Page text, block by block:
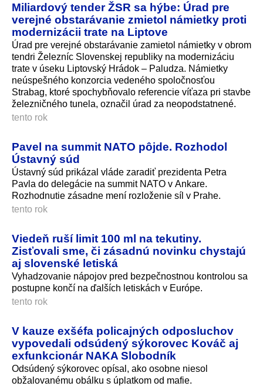
Miliardový tender ŽSR sa hýbe: Úrad pre
verejné obstarávanie zmietol námietky proti
modernizácii trate na Liptove
Úrad pre verejné obstarávanie zamietol námietky v obrom
tendri Železníc Slovenskej republiky na modernizáciu
trate v úseku Liptovský Hrádok – Paludza. Námietky
neúspešného konzorcia vedeného spoločnosťou
Strabag, ktoré spochybňovalo referencie víťaza pri stavbe
železničného tunela, označil úrad za neopodstatnené.
tento rok
Pavel na summit NATO pôjde. Rozhodol
Ústavný súd
Ústavný súd prikázal vláde zaradiť prezidenta Petra
Pavla do delegácie na summit NATO v Ankare.
Rozhodnutie zásadne mení rozloženie síl v Prahe.
tento rok
Viedeň ruší limit 100 ml na tekutiny.
Zisťovali sme, či zásadnú novinku chystajú
aj slovenské letiská
Vyhadzovanie nápojov pred bezpečnostnou kontrolou sa
postupne končí na ďalších letiskách v Európe.
tento rok
V kauze exšéfa policajných odposluchov
vypovedali odsúdený sýkorovec Kováč aj
exfunkcionár NAKA Slobodník
Odsúdený sýkorovec opísal, ako osobne niesol
obžalovanému obálku s úplatkom od mafie.